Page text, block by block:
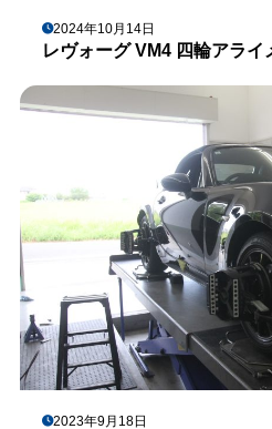
2024年10月14日
レヴォーグ VM4 四輪アライ
2023年9月18日